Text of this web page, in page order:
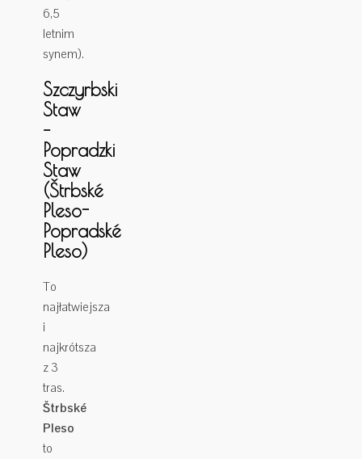
6,5
letnim
synem).
Szczyrbski
Staw
–
Popradzki
Staw
(Štrbské
Pleso-
Popradské
Pleso)
To
najłatwiejsza
i
najkrótsza
z 3
tras.
Štrbské
Pleso
to